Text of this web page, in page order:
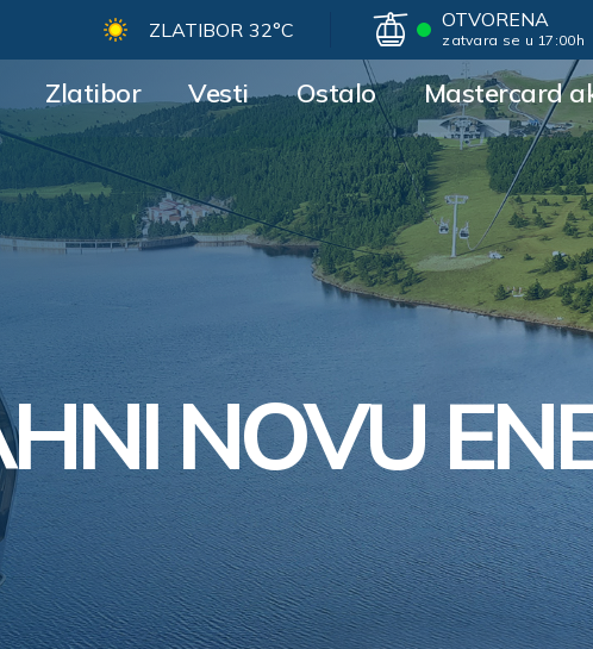
ZLATIBOR 32°C OTVORENA
zatvara se u 17:00h
Zlatibor Vesti Ostalo Mastercard
NOVU